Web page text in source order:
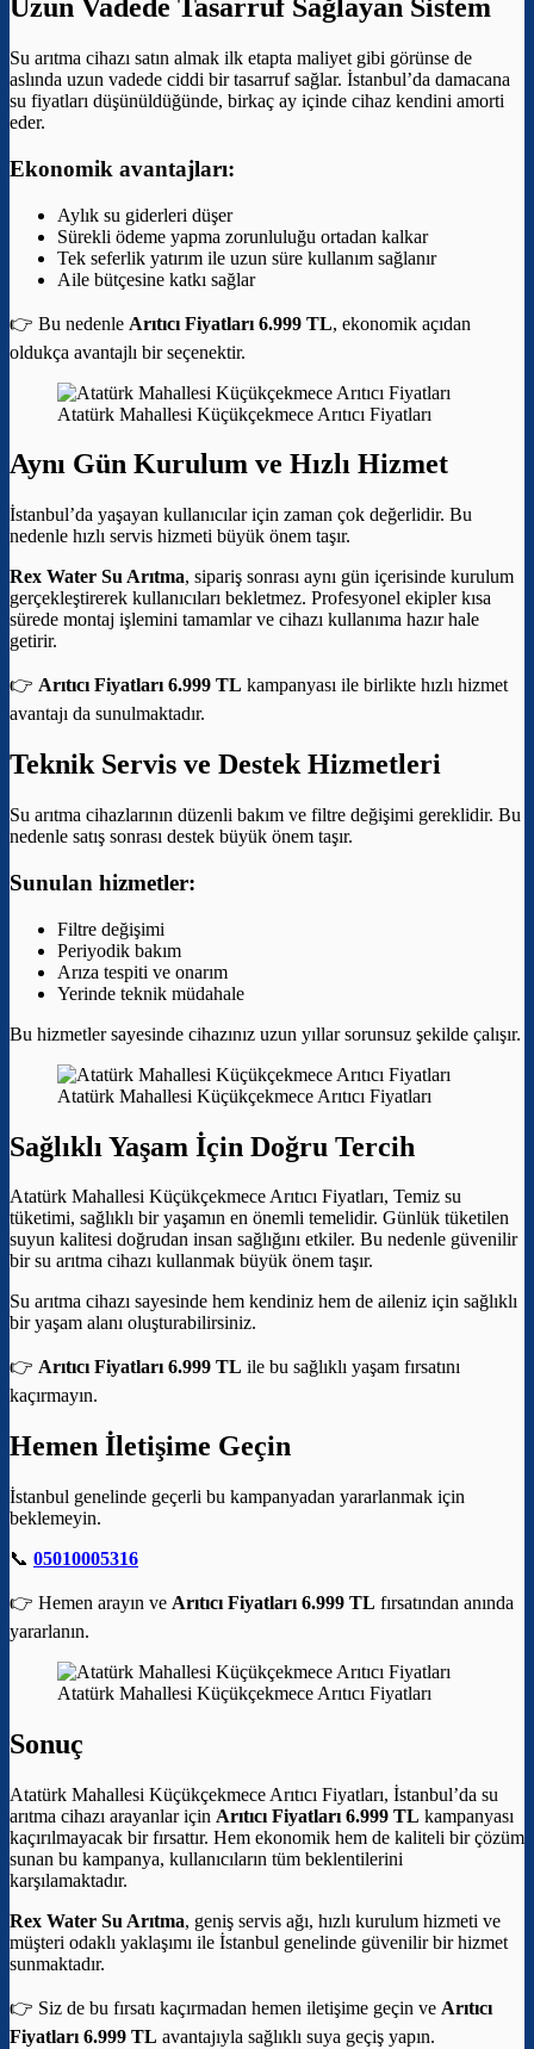
Uzun Vadede Tasarruf Sağlayan Sistem
Su arıtma cihazı satın almak ilk etapta maliyet gibi görünse de
aslında uzun vadede ciddi bir tasarruf sağlar. İstanbul’da damacana
su fiyatları düşünüldüğünde, birkaç ay içinde cihaz kendini amorti
eder.
Ekonomik avantajları:
Aylık su giderleri düşer
Sürekli ödeme yapma zorunluluğu ortadan kalkar
Tek seferlik yatırım ile uzun süre kullanım sağlanır
Aile bütçesine katkı sağlar
👉 Bu nedenle Arıtıcı Fiyatları 6.999 TL, ekonomik açıdan
oldukça avantajlı bir seçenektir.
Atatürk Mahallesi Küçükçekmece Arıtıcı Fiyatları
Aynı Gün Kurulum ve Hızlı Hizmet
İstanbul’da yaşayan kullanıcılar için zaman çok değerlidir. Bu
nedenle hızlı servis hizmeti büyük önem taşır.
Rex Water Su Arıtma, sipariş sonrası aynı gün içerisinde kurulum
gerçekleştirerek kullanıcıları bekletmez. Profesyonel ekipler kısa
sürede montaj işlemini tamamlar ve cihazı kullanıma hazır hale
getirir.
👉 Arıtıcı Fiyatları 6.999 TL kampanyası ile birlikte hızlı hizmet
avantajı da sunulmaktadır.
Teknik Servis ve Destek Hizmetleri
Su arıtma cihazlarının düzenli bakım ve filtre değişimi gereklidir. Bu
nedenle satış sonrası destek büyük önem taşır.
Sunulan hizmetler:
Filtre değişimi
Periyodik bakım
Arıza tespiti ve onarım
Yerinde teknik müdahale
Bu hizmetler sayesinde cihazınız uzun yıllar sorunsuz şekilde çalışır.
Atatürk Mahallesi Küçükçekmece Arıtıcı Fiyatları
Sağlıklı Yaşam İçin Doğru Tercih
Atatürk Mahallesi Küçükçekmece Arıtıcı Fiyatları, Temiz su
tüketimi, sağlıklı bir yaşamın en önemli temelidir. Günlük tüketilen
suyun kalitesi doğrudan insan sağlığını etkiler. Bu nedenle güvenilir
bir su arıtma cihazı kullanmak büyük önem taşır.
Su arıtma cihazı sayesinde hem kendiniz hem de aileniz için sağlıklı
bir yaşam alanı oluşturabilirsiniz.
👉 Arıtıcı Fiyatları 6.999 TL ile bu sağlıklı yaşam fırsatını
kaçırmayın.
Hemen İletişime Geçin
İstanbul genelinde geçerli bu kampanyadan yararlanmak için
beklemeyin.
📞 05010005316
👉 Hemen arayın ve Arıtıcı Fiyatları 6.999 TL fırsatından anında
yararlanın.
Atatürk Mahallesi Küçükçekmece Arıtıcı Fiyatları
Sonuç
Atatürk Mahallesi Küçükçekmece Arıtıcı Fiyatları, İstanbul’da su
arıtma cihazı arayanlar için Arıtıcı Fiyatları 6.999 TL kampanyası
kaçırılmayacak bir fırsattır. Hem ekonomik hem de kaliteli bir çözüm
sunan bu kampanya, kullanıcıların tüm beklentilerini
karşılamaktadır.
Rex Water Su Arıtma, geniş servis ağı, hızlı kurulum hizmeti ve
müşteri odaklı yaklaşımı ile İstanbul genelinde güvenilir bir hizmet
sunmaktadır.
👉 Siz de bu fırsatı kaçırmadan hemen iletişime geçin ve Arıtıcı
Fiyatları 6.999 TL avantajıyla sağlıklı suya geçiş yapın.